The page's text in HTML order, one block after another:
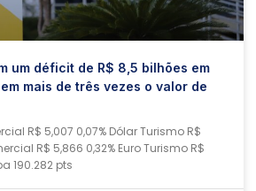
um déficit de R$ 8,5 bilhões em
mais de três vezes o valor de
R$ 5,007 0,07% Dólar Turismo R$
R$ 5,866 0,32% Euro Turismo R$
190.282 pts